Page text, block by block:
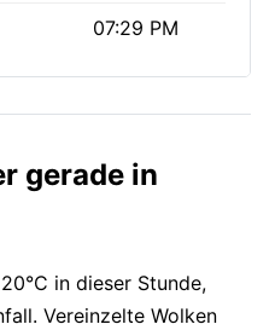
07:29 PM
gerade in
in dieser Stunde,
Vereinzelte Wolken